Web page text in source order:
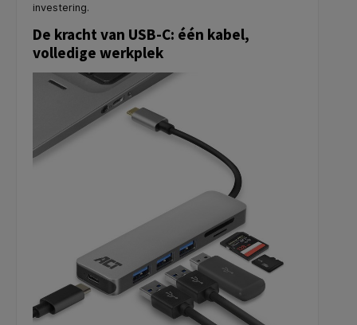
investering.
De kracht van USB-C: één kabel,
volledige werkplek